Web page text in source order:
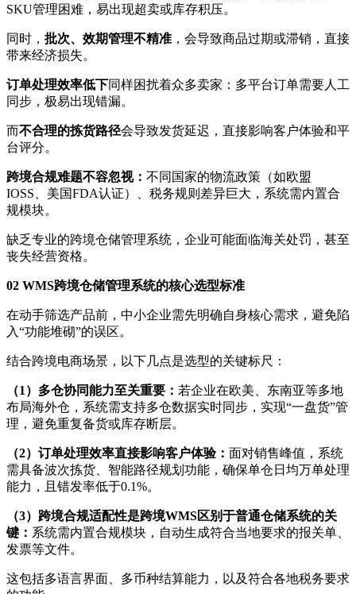
SKU管理困难，易出现超卖或库存积压。
同时， 批次、效期管理不精准 ，会导致商品过期或滞销，直接
带来经济损失。
订单处理效率低下同样困扰着众多卖家：多平台订单需要人工
同步，极易出现错漏。
而不合理的拣货路径会导致发货延迟，直接影响客户体验和平
台评分。
跨境合规难题不容忽视： 不同国家的物流政策（如欧盟
IOSS、美国FDA认证）、税务规则差异巨大，系统需内置合
规模块。
缺乏专业的跨境仓储管理系统，企业可能面临海关处罚，甚至
丧失经营资格。
02 WMS跨境仓储管理系统的核心选型标准
在动手筛选产品前，中小企业需先明确自身核心需求，避免陷
入“功能堆砌”的误区。
结合跨境电商场景，以下几点是选型的关键标尺：
（1 ） 多仓协同能力至关重要 ： 若企业在欧美、东南亚等多地
布局海外仓，系统需支持多仓数据实时同步，实现“一盘货”管
理，避免重复备货或库存断层。
（2） 订单处理效率直接影响客户体验： 面对销售峰值，系统
需具备波次拣货、智能路径规划功能，确保单仓日均万单处理
能力，且错发率低于0.1%。
（3） 跨境合规适配性是跨境WMS区别于普通仓储系统的关
键 ： 系统需内置合规模块，自动生成符合当地要求的报关单、
发票等文件。
这包括多语言界面、多币种结算能力，以及符合各地税务要求